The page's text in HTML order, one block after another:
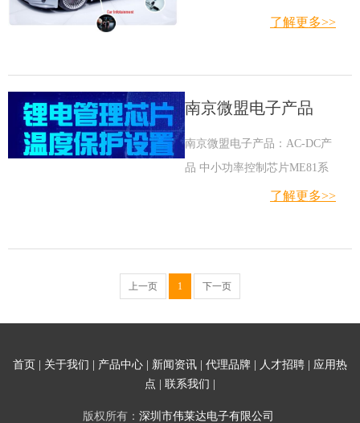
具备8A开关电流能力，可传输
流等功能。
列二极管、整流器、晶体管、
了解更多>>
南京微盟电子产品
南京微盟电子产品：AC-DC产
品 中小功率控制芯片ME81系
列 中等功率控制芯片ME82系
列 AC/DC配套转换芯片 可调
品 CMOS低压差线性稳压器 双
路低压差线性稳压器 Bipolar低
压差线性稳压器 DC-DC产品
了解更多>>
上一页 1 下一页
首页 关于我们 产品中心 新闻资讯 代理品牌 人才招聘
应用热
点
联系我们
版权所有： 深圳市伟莱达电子有限公司